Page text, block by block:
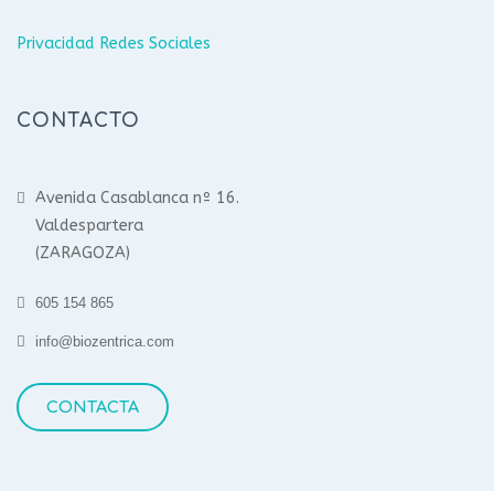
Privacidad Redes Sociales
CONTACTO
Avenida Casablanca nº 16.
Valdespartera
(ZARAGOZA)
605 154 865
info@biozentrica.com
CONTACTA